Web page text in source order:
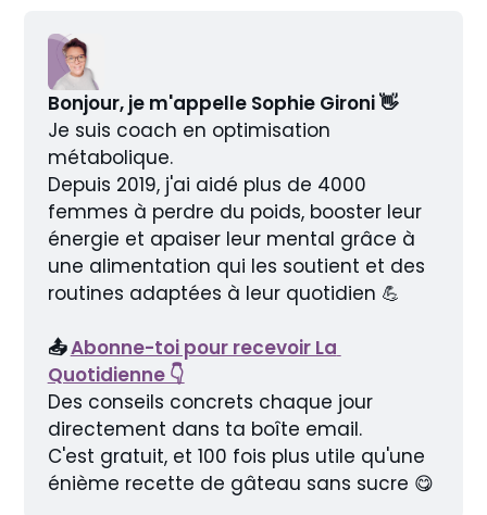
Bonjour, je m'appelle Sophie Gironi 👋
Je suis coach en optimisation
métabolique.
Depuis 2019, j'ai aidé plus de 4000
femmes à perdre du poids, booster leur
énergie et apaiser leur mental grâce à
une alimentation qui les soutient et des
routines adaptées à leur quotidien 💪
📤 Abonne-toi pour recevoir La
Quotidienne 👇
Des conseils concrets chaque jour
directement dans ta boîte email.
C'est gratuit, et 100 fois plus utile qu'une
énième recette de gâteau sans sucre 😋